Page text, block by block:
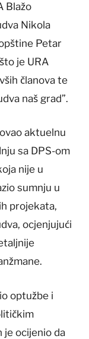
Blažo
Nikola
Petar
je URA
članova te
naš grad”.
aktuelnu
sa DPS-om
nije u
sumnju u
projekata,
ocjenjujući
optužbe i
je ocijenio da